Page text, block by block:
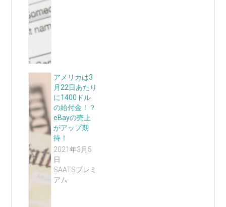
アメリカは3
月22日あたり
に1400ドル
の給付金！？
eBayの売上
がアップ期
待！
2021年3月5
日
SAATSプレミ
アム